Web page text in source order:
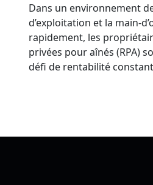
Dans un environnement
d’exploitation et la main-
rapidement, les
privées pour aînés (RPA)
défi de rentabilité